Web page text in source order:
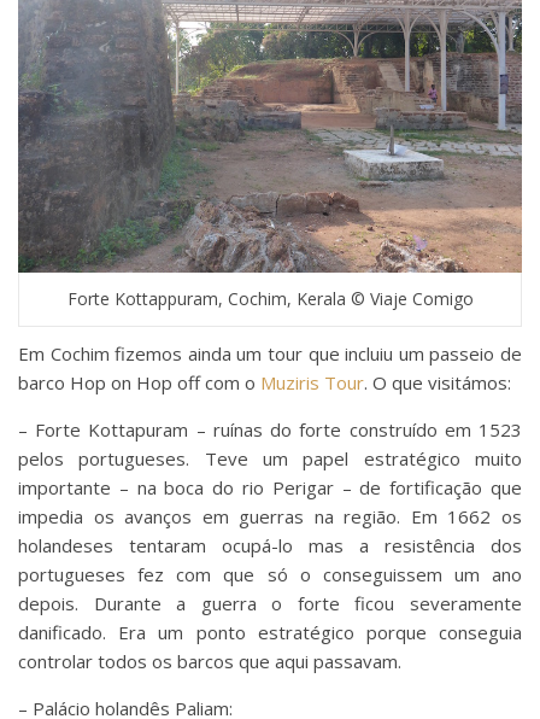
Forte Kottappuram, Cochim, Kerala © Viaje Comigo
Em Cochim fizemos ainda um tour que incluiu um passeio de
barco Hop on Hop off com o Muziris Tour. O que visitámos:
– Forte Kottapuram – ruínas do forte construído em 1523
pelos portugueses. Teve um papel estratégico muito
importante – na boca do rio Perigar – de fortificação que
impedia os avanços em guerras na região. Em 1662 os
holandeses tentaram ocupá-lo mas a resistência dos
portugueses fez com que só o conseguissem um ano
depois. Durante a guerra o forte ficou severamente
danificado. Era um ponto estratégico porque conseguia
controlar todos os barcos que aqui passavam.
– Palácio holandês Paliam: